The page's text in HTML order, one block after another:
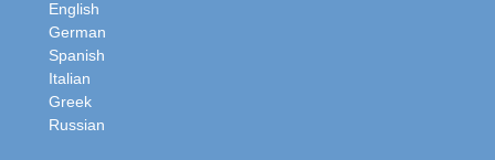
English
German
Spanish
Italian
Greek
Russian